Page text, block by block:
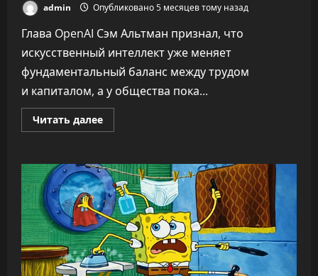
admin Опубликовано 5 месяцев тому назад
Глава OpenAI Сэм Альтман признал, что
искусственный интеллект уже меняет
фундаментальный баланс между трудом
и капиталом, а у общества пока...
Читать далееПрочитать
больше
знает,
что
делать»:
CEO
OpenAI
заявил,
что
ИИ
переписывает
правила
капитализма